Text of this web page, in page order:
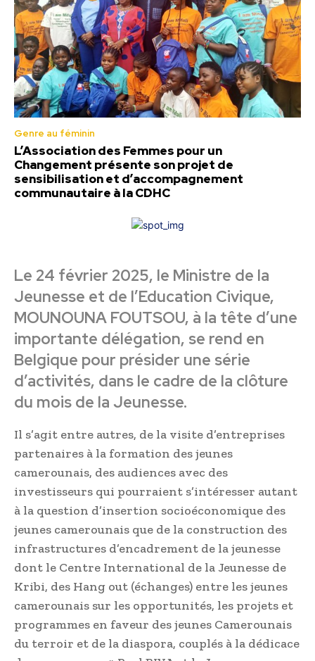
Genre au féminin
L’Association des Femmes pour un
Changement présente son projet de
sensibilisation et d’accompagnement
communautaire à la CDHC
Le 24 février 2025, le Ministre de la
Jeunesse et de l’Education Civique,
MOUNOUNA FOUTSOU, à la tête d’une
importante délégation, se rend en
Belgique pour présider une série
d’activités, dans le cadre de la clôture
du mois de la Jeunesse.
Il s’agit entre autres, de la visite d’entreprises
partenaires à la formation des jeunes
camerounais, des audiences avec des
investisseurs qui pourraient s’intéresser autant
à la question d’insertion socioéconomique des
jeunes camerounais que de la construction des
infrastructures d’encadrement de la jeunesse
dont le Centre International de la Jeunesse de
Kribi, des Hang out (échanges) entre les jeunes
camerounais sur les opportunités, les projets et
programmes en faveur des jeunes Camerounais
du terroir et de la diaspora, couplés à la dédicace